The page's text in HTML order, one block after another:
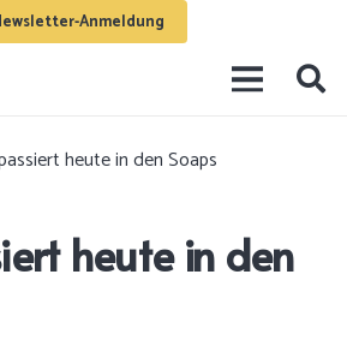
Anmeldung
heute in den Soaps
heute in den